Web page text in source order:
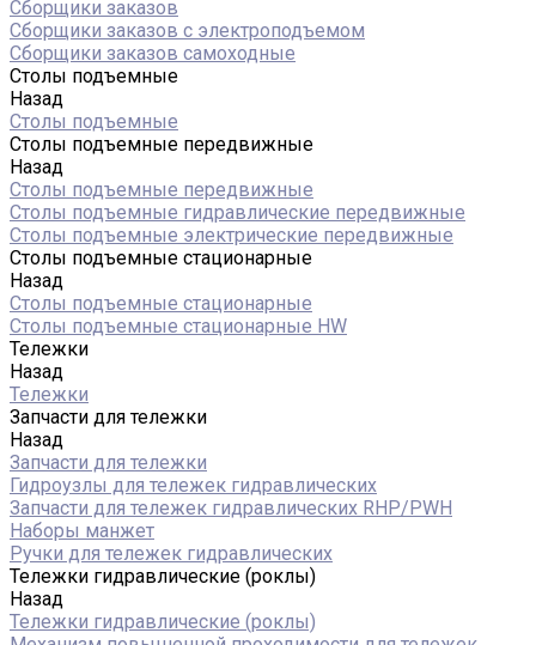
Сборщики заказов
Сборщики заказов с электроподъемом
Сборщики заказов самоходные
Столы подъемные
Назад
Столы подъемные
Столы подъемные передвижные
Назад
Столы подъемные передвижные
Столы подъемные гидравлические передвижные
Столы подъемные электрические передвижные
Столы подъемные стационарные
Назад
Столы подъемные стационарные
Столы подъемные стационарные HW
Тележки
Назад
Тележки
Запчасти для тележки
Назад
Запчасти для тележки
Гидроузлы для тележек гидравлических
Запчасти для тележек гидравлических RHP/PWH
Наборы манжет
Ручки для тележек гидравлических
Тележки гидравлические (роклы)
Назад
Тележки гидравлические (роклы)